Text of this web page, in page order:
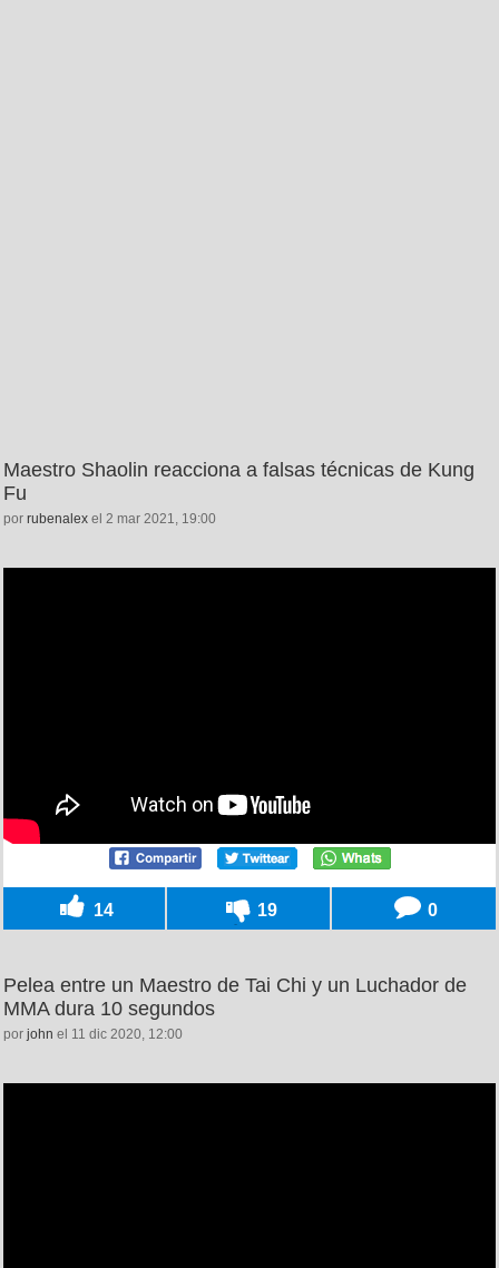
Maestro Shaolin reacciona a falsas técnicas de Kung
Fu
por rubenalex el 2 mar 2021, 19:00
14 19 0
Pelea entre un Maestro de Tai Chi y un Luchador de
MMA dura 10 segundos
por john el 11 dic 2020, 12:00